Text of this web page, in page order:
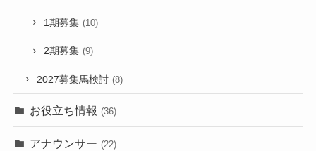
1期募集 (10)
2期募集 (9)
2027募集馬検討 (8)
お役立ち情報 (36)
アナウンサー (22)